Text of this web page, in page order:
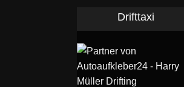
Drifttaxi